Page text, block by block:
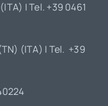
| Tel. +39 0461
(ITA) | Tel. +39